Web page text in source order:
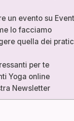
un evento su
lo facciamo
quella dei
per te
Yoga online
Newsletter